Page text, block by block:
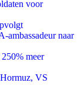
voor
ambassadeur naar
meer
VS